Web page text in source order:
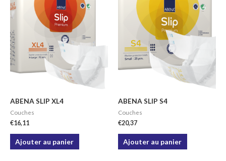
ABENA SLIP XL4
Couches
€16,11
Ajouter au panier
ABENA SLIP S4
Couches
€20,37
Ajouter au panier